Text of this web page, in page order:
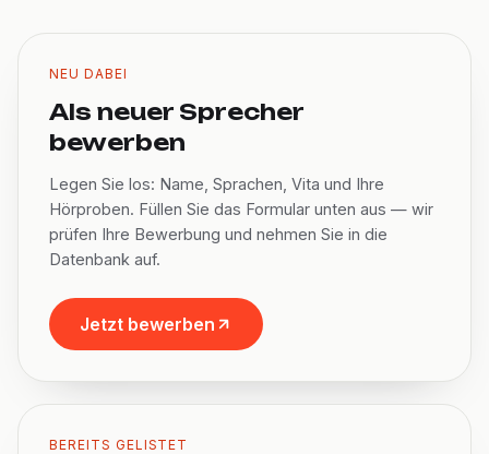
NEU DABEI
Als neuer Sprecher
bewerben
Legen Sie los: Name, Sprachen, Vita und Ihre
Hörproben. Füllen Sie das Formular unten aus — wir
prüfen Ihre Bewerbung und nehmen Sie in die
Datenbank auf.
Jetzt bewerben
BEREITS GELISTET